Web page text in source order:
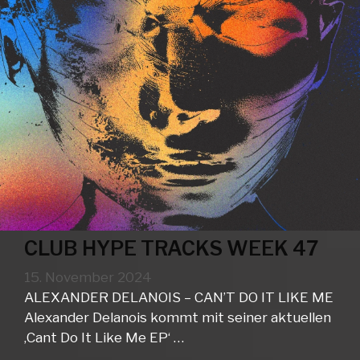
CLUB HYPE TRACKS WEEK 47
15. November 2024
ALEXANDER DELANOIS – CAN’T DO IT LIKE ME
Alexander Delanois kommt mit seiner aktuellen
‚Cant Do It Like Me EP‘ …